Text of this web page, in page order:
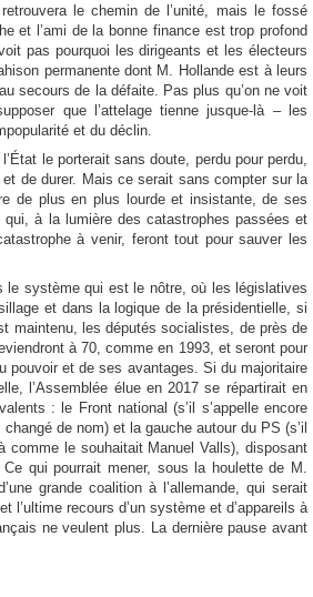
le chemin de l’unité, mais le fossé
et l’ami de la bonne finance est trop profond
pas pourquoi les dirigeants et les électeurs
permanente dont M. Hollande est à leurs
secours de la défaite. Pas plus qu’on ne voit
que l’attelage tienne jusque-là – les
et du déclin.
le porterait sans doute, perdu pour perdu,
de durer. Mais ce serait sans compter sur la
de plus en plus lourde et insistante, de ses
qui, à la lumière des catastrophes passées et
à venir, feront tout pour sauver les
le système qui est le nôtre, où les législatives
et dans la logique de la présidentielle, si
maintenu, les députés socialistes, de près de
à 70, comme en 1993, et seront pour
pouvoir et de ses avantages. Si du majoritaire
l’Assemblée élue en 2017 se répartirait en
: le Front national (s’il s’appelle encore
de nom) et la gauche autour du PS (s’il
comme le souhaitait Manuel Valls), disposant
qui pourrait mener, sous la houlette de M.
grande coalition à l’allemande, qui serait
l’ultime recours d’un système et d’appareils à
ne veulent plus. La dernière pause avant